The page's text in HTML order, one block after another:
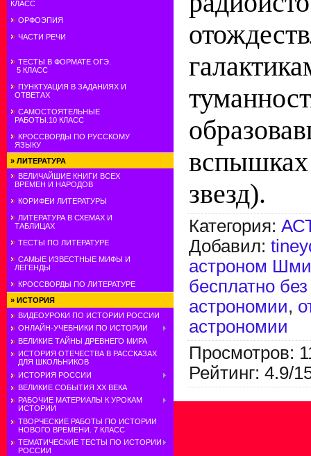
КЛАСС
ОРФОЭПИЯ
ЧАСТИ РЕЧИ
ТЕСТЫ В ФОРМАТЕ ОГЭ.
5 КЛАСС
ПУНКТУАЦИЯ В ЗАДАНИЯХ И
ОТВЕТАХ
САМОСТОЯТЕЛЬНЫЕ
РАБОТЫ.10 КЛАСС
КРОССВОРДЫ ПО РУССКОМУ
ЯЗЫКУ
» ЛИТЕРАТУРА
ВЕЛИЧАЙШИЕ КНИГИ ВСЕХ
ВРЕМЕН И НАРОДОВ
КОРИФЕИ ЛИТЕРАТУРЫ
ЛИТЕРАТУРА В СХЕМАХ И
ТАБЛИЦАХ
ТЕСТЫ ПО ЛИТЕРАТУРЕ
САМЫЕ ИЗВЕСТНЫЕ МИФЫ И
ЛЕГЕНДЫ
КРОССВОРДЫ ПО ЛИТЕРАТУРЕ
» ИСТОРИЯ
ВИДЕОУРОКИ ПО ИСТОРИИ РОССИИ
ОНЛАЙН-УЧЕБНИКИ ПО ИСТОРИИ
ВЕЛИКИЕ ТАЙНЫ ДРЕВНЕГО МИРА
ИСТОРИЯ ОТЕЧЕСТВА В РАССКАЗАХ
ДЛЯ ШКОЛЬНИКОВ
ИСТОРИЯ РОССИИ
ВЕЛИКИЕ СОБЫТИЯ ХХ ВЕКА
РАБОЧИЕ МАТЕРИАЛЫ К УРОКАМ
ИСТОРИИ
ТВОРЧЕСКИЕ РАБОТЫ ПО ИСТОРИИ
НОВОГО ВРЕМЕНИ. 7 КЛАСС
ТЕМАТИЧЕСКИЕ ТЕСТЫ ПО ИСТОРИИ
РОССИИ
звезд).
Категория:
Добавил:
астроном
бесплатно
астрономии,
астрономии
Просмотров:
Рейтинг: 4.9/